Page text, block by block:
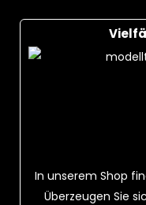
In unserem Shop
Überzeugen Sie